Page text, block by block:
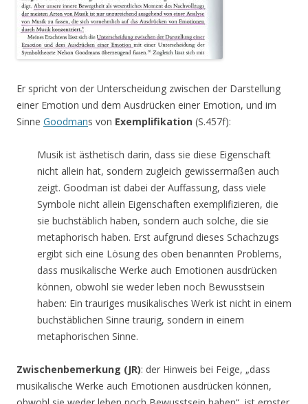
Er spricht von der Unterscheidung zwischen der Darstellung
einer Emotion und dem Ausdrücken einer Emotion, und im
Sinne Goodmans von Exemplifikation (S.457f):
Musik ist ästhetisch darin, dass sie diese Eigenschaft
nicht allein hat, sondern zugleich gewissermaßen auch
zeigt. Goodman ist dabei der Auffassung, dass viele
Symbole nicht allein Eigenschaften exemplifizieren, die
sie buchstäblich haben, sondern auch solche, die sie
metaphorisch haben. Erst aufgrund dieses Schachzugs
ergibt sich eine Lösung des oben benannten Problems,
dass musikalische Werke auch Emotionen ausdrücken
können, obwohl sie weder leben noch Bewusstsein
haben: Ein trauriges musikalisches Werk ist nicht in einem
buchstäblichen Sinne traurig, sondern in einem
metaphorischen Sinne.
Zwischenbemerkung (JR): der Hinweis bei Feige, „dass
musikalische Werke auch Emotionen ausdrücken können,